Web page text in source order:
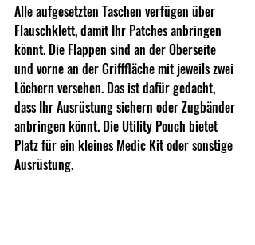
Alle aufgesetzten Taschen verfügen über
Flauschklett, damit Ihr Patches anbringen
könnt. Die Flappen sind an der Oberseite
und vorne an der Grifffläche mit jeweils zwei
Löchern versehen. Das ist dafür gedacht,
dass Ihr Ausrüstung sichern oder Zugbänder
anbringen könnt. Die Utility Pouch bietet
Platz für ein kleines Medic Kit oder sonstige
Ausrüstung.